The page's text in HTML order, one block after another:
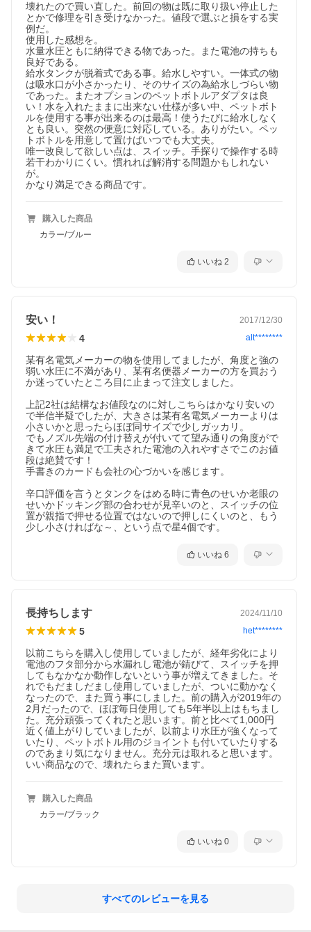
壊れたので買い直した。前回の物は既に取り扱い停止した
とかで修理を引き受けなかった。値段で選ぶと損をする実
例だ。
使用した感想を。
水量水圧ともに納得できる物であった。また電池の持ちも
良好である。
給水タンクが脱着式である事。給水しやすい。一体式の物
は吸水口が小さかったり、そのサイズの為給水しづらい物
であった。またオプションのペットボトルアダプタは良
い！水を入れたままに出来ない仕様が多い中、ペットボト
ルを使用する事が出来るのは最高！使うたびに給水しなく
とも良い。突然の便意に対応している。ありがたい。ペッ
トボトルを用意して置けばいつでも大丈夫。
唯一改良して欲しい点は、スイッチ。手探りで操作する時
若干わかりにくい。慣れれば解消する問題かもしれない
が。
かなり満足できる商品です。
購入した商品
カラー/ブルー
いいね 2
安い！ 2017/12/30
4 alt********
某有名電気メーカーの物を使用してましたが、角度と強の
弱い水圧に不満があり、某有名便器メーカーの方を買おう
か迷っていたところ目に止まって注文しました。
上記2社は結構なお値段なのに対しこちらはかなり安いの
で半信半疑でしたが、大きさは某有名電気メーカーよりは
小さいかと思ったらほぼ同サイズで少しガッカリ。
でもノズル先端の付け替えが付いてて望み通りの角度がで
きて水圧も満足で工夫された電池の入れやすさでこのお値
段は絶賛です！
手書きのカードも会社の心づかいを感じます。
辛口評価を言うとタンクをはめる時に青色のせいか老眼の
せいかドッキング部の合わせが見辛いのと、スイッチの位
置が親指で押せる位置ではないので押しにくいのと、もう
少し小さければな～、という点で星4個です。
いいね 6
長持ちします 2024/11/10
5 het********
以前こちらを購入し使用していましたが、経年劣化により
電池のフタ部分から水漏れし電池が錆びて、スイッチを押
してもなかなか動作しないという事が増えてきました。そ
れでもだましだまし使用していましたが、ついに動かなく
なったので、また買う事にしました。前の購入が2019年の
2月だったので、ほぼ毎日使用しても5年半以上はもちまし
た。充分頑張ってくれたと思います。前と比べて1,000円
近く値上がりしていましたが、以前より水圧が強くなって
いたり、ペットボトル用のジョイントも付いていたりする
のであまり気になりません。充分元は取れると思います。
購入した商品
カラー/ブラック
いいね 0
すべてのレビューを見る